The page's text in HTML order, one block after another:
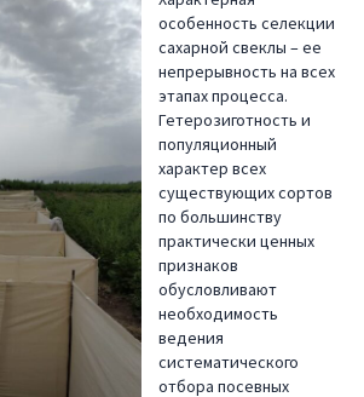
особенность селекции
сахарной свеклы – ее
непрерывность на всех
этапах процесса.
Гетерозиготность и
популяционный
характер всех
существующих сортов
по большинству
практически ценных
признаков
обусловливают
необходимость
ведения
систематического
отбора посевных